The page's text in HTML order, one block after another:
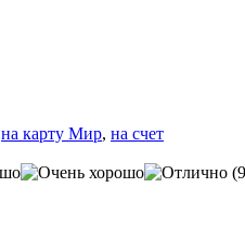
на карту Мир, на счет